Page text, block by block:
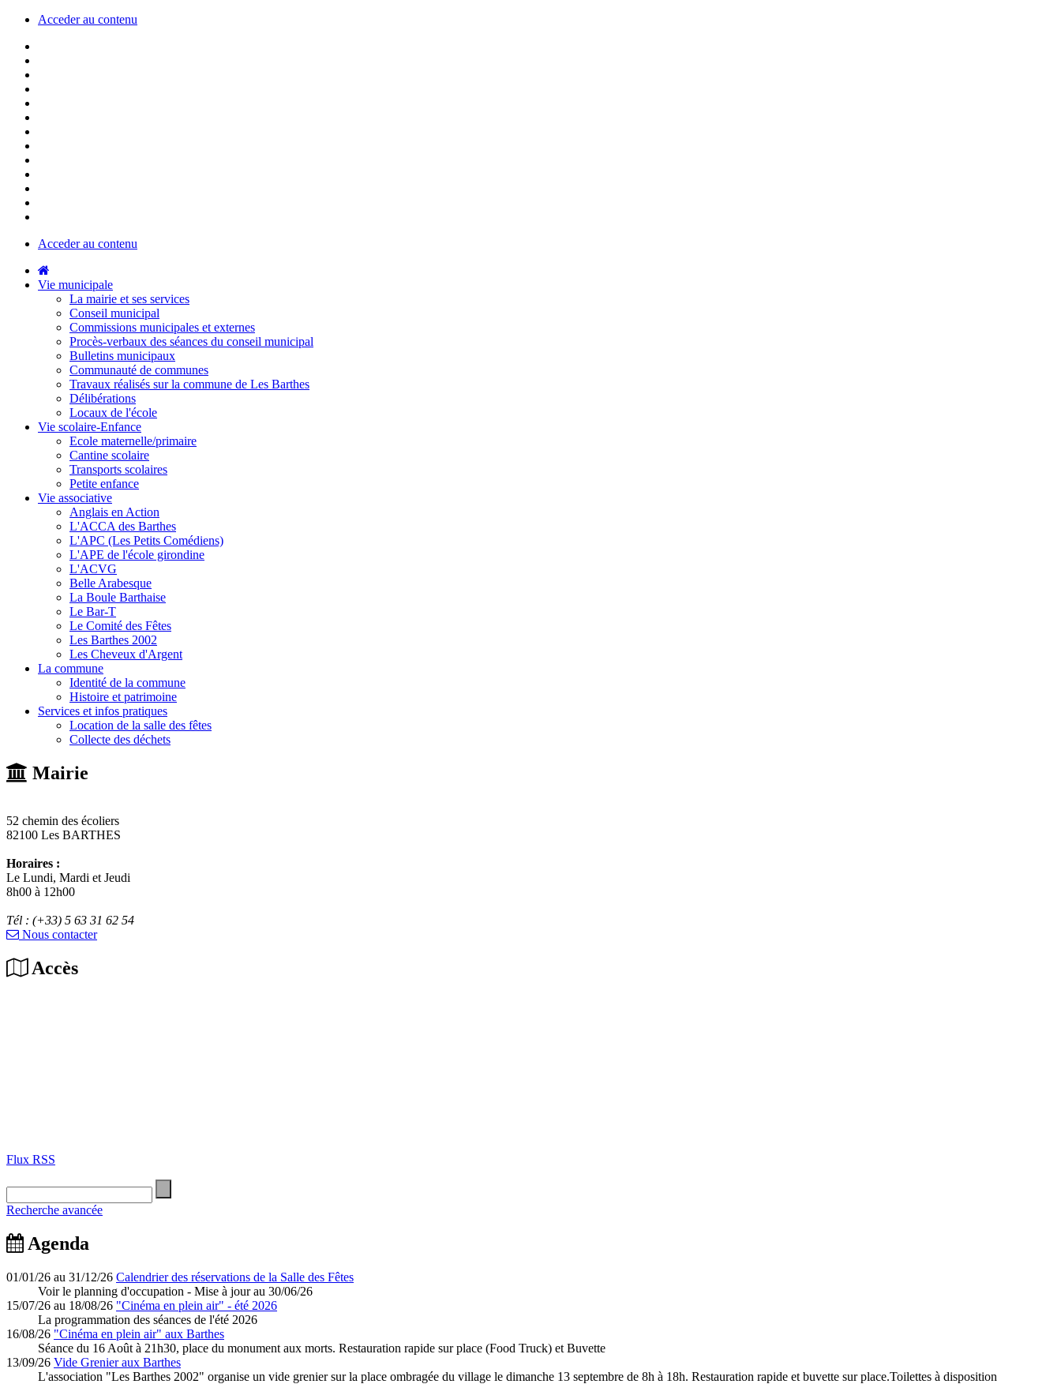
Acceder au contenu
Acceder au contenu
Vie municipale
La mairie et ses services
Conseil municipal
Commissions municipales et externes
Procès-verbaux des séances du conseil municipal
Bulletins municipaux
Communauté de communes
Travaux réalisés sur la commune de Les Barthes
Délibérations
Locaux de l'école
Vie scolaire-Enfance
Ecole maternelle/primaire
Cantine scolaire
Transports scolaires
Petite enfance
Vie associative
Anglais en Action
L'ACCA des Barthes
L'APC (Les Petits Comédiens)
L'APE de l'école girondine
L'ACVG
Belle Arabesque
La Boule Barthaise
Le Bar-T
Le Comité des Fêtes
Les Barthes 2002
Les Cheveux d'Argent
La commune
Identité de la commune
Histoire et patrimoine
Services et infos pratiques
Location de la salle des fêtes
Collecte des déchets
Mairie
52 chemin des écoliers
82100 Les BARTHES
Horaires :
Le Lundi, Mardi et Jeudi
8h00 à 12h00
Tél : (+33) 5 63 31 62 54
Nous contacter
Accès
Flux RSS
Recherche avancée
Agenda
01/01/26 au 31/12/26 Calendrier des réservations de la Salle des Fêtes
Voir le planning d'occupation - Mise à jour au 30/06/26
15/07/26 au 18/08/26 "Cinéma en plein air" - été 2026
La programmation des séances de l'été 2026
16/08/26 "Cinéma en plein air" aux Barthes
Séance du 16 Août à 21h30, place du monument aux morts. Restauration rapide sur place (Food Truck) et Buvette
13/09/26 Vide Grenier aux Barthes
L'association "Les Barthes 2002" organise un vide grenier sur la place ombragée du village le dimanche 13 septembre de 8h à 18h. Restauration rapide et buvette sur place.Toilettes à disposition